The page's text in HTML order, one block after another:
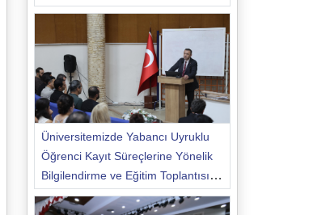
Üniversitemizde Yabancı Uyruklu
Öğrenci Kayıt Süreçlerine Yönelik
Bilgilendirme ve Eğitim Toplantısı
Düzenlendi